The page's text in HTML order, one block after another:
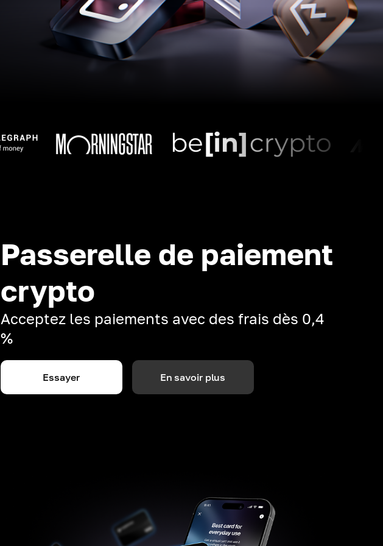
Passerelle de paiement
crypto
Acceptez les paiements avec des frais dès 0,4
%
Essayer En savoir plus